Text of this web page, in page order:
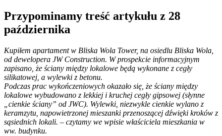
Przypominamy treść artykułu z 28
października
Kupiłem apartament w Bliska Wola Tower, na osiedlu Bliska Wola,
od dewelopera JW Construction. W prospekcie informacyjnym
zapisano, że ściany między lokalowe będą wykonane z cegły
silikatowej, a wylewki z betonu.
Podczas prac wykończeniowych okazało się, że ściany między
lokalowe wybudowano z lekkiej i kruchej cegły gipsowej (słynne
„cienkie ściany” od JWC). Wylewki, niezwykle cienkie wylano z
keramzytu, napowietrzonej mieszanki przenoszącej dźwięki kroków z
sąsiednich lokali. – czytamy we wpisie właściciela mieszkania w
ww. budynku.